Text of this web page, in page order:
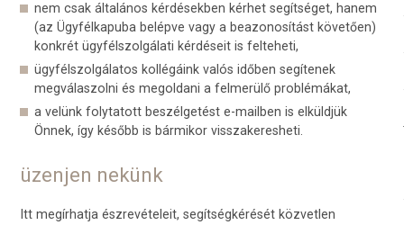
nem csak általános kérdésekben kérhet segítséget, hanem
(az Ügyfélkapuba belépve vagy a beazonosítást követően)
konkrét ügyfélszolgálati kérdéseit is felteheti,
ügyfélszolgálatos kollégáink valós időben segítenek
megválaszolni és megoldani a felmerülő problémákat,
a velünk folytatott beszélgetést e-mailben is elküldjük
Önnek, így később is bármikor visszakeresheti.
üzenjen nekünk
Itt megírhatja észrevételeit, segítségkérését közvetlen